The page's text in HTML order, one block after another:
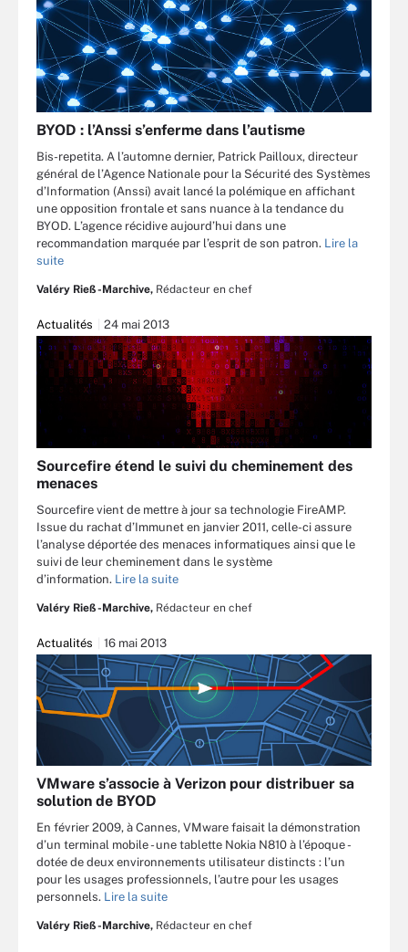
BYOD : l’Anssi s’enferme dans l’autisme
Bis-repetita. A l’automne dernier, Patrick Pailloux, directeur
général de l’Agence Nationale pour la Sécurité des Systèmes
d’Information (Anssi) avait lancé la polémique en affichant
une opposition frontale et sans nuance à la tendance du
BYOD. L’agence récidive aujourd’hui dans une
recommandation marquée par l’esprit de son patron. Lire la
suite
Valéry Rieß-Marchive, Rédacteur en chef
Actualités 24 mai 2013
Sourcefire étend le suivi du cheminement des
menaces
Sourcefire vient de mettre à jour sa technologie FireAMP.
Issue du rachat d’Immunet en janvier 2011, celle-ci assure
l’analyse déportée des menaces informatiques ainsi que le
suivi de leur cheminement dans le système
d’information. Lire la suite
Valéry Rieß-Marchive, Rédacteur en chef
Actualités 16 mai 2013
VMware s’associe à Verizon pour distribuer sa
solution de BYOD
En février 2009, à Cannes, VMware faisait la démonstration
d’un terminal mobile - une tablette Nokia N810 à l’époque -
dotée de deux environnements utilisateur distincts : l’un
pour les usages professionnels, l’autre pour les usages
personnels. Lire la suite
Valéry Rieß-Marchive, Rédacteur en chef